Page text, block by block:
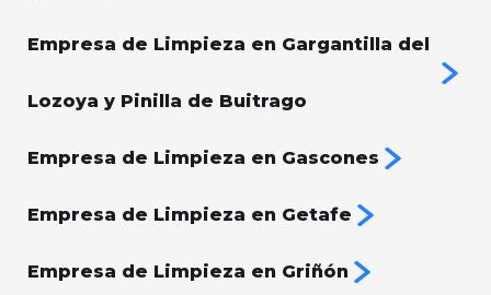
Empresa de Limpieza en Gargantilla del
Lozoya y Pinilla de Buitrago
Empresa de Limpieza en Gascones
Empresa de Limpieza en Getafe
Empresa de Limpieza en Griñón